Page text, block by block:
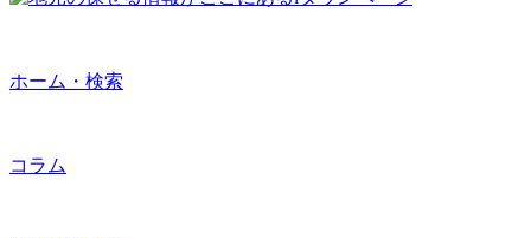
ホーム・検索
コラム